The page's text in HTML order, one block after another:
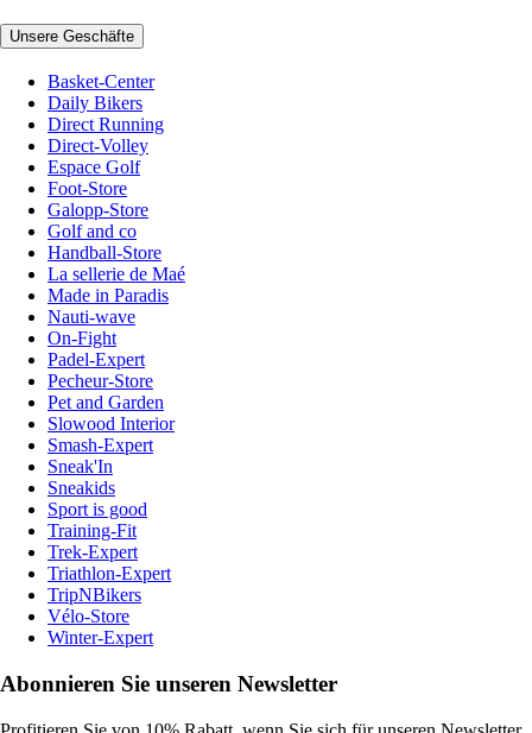
Unsere Geschäfte
Basket-Center
Daily Bikers
Direct Running
Direct-Volley
Espace Golf
Foot-Store
Galopp-Store
Golf and co
Handball-Store
La sellerie de Maé
Made in Paradis
Nauti-wave
On-Fight
Padel-Expert
Pecheur-Store
Pet and Garden
Slowood Interior
Smash-Expert
Sneak'In
Sneakids
Sport is good
Training-Fit
Trek-Expert
Triathlon-Expert
TripNBikers
Vélo-Store
Winter-Expert
Abonnieren Sie unseren Newsletter